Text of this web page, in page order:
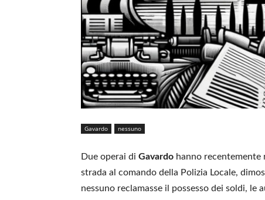
Gavardo nessuno
Due operai di Gavardo hanno
strada al comando della Polizia Locale,
nessuno reclamasse il possesso dei soldi,